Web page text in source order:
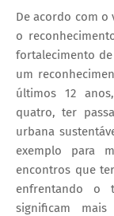
De acordo com o
o
fortalecimento
um
últimos 12
quatro, ter
urbana
exemplo para
encontros que
enfrentando o
significam